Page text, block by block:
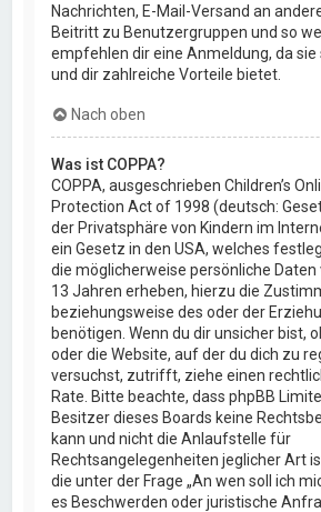
Nachrichten, E-Mail-Versand an
Beitritt zu Benutzergruppen und so
empfehlen dir eine Anmeldung, da
und dir zahlreiche Vorteile bietet.
Nach oben
Was ist COPPA?
COPPA, ausgeschrieben Children’s
Protection Act of 1998 (deutsch:
der Privatsphäre von Kindern im
ein Gesetz in den USA, welches
die möglicherweise persönliche Daten
13 Jahren erheben, hierzu die
beziehungsweise des oder der
benötigen. Wenn du dir unsicher bist,
oder die Website, auf der du dich zu
versuchst, zutrifft, ziehe einen
Rate. Bitte beachte, dass phpBB
Besitzer dieses Boards keine
kann und nicht die Anlaufstelle für
Rechtsangelegenheiten jeglicher Art
die unter der Frage „An wen soll ich
es Beschwerden oder juristische